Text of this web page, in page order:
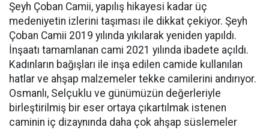
Şeyh Çoban Camii, yapılış hikayesi kadar üç
medeniyetin izlerini taşıması ile dikkat çekiyor. Şeyh
Çoban Camii 2019 yılında yıkılarak yeniden yapıldı.
İnşaatı tamamlanan cami 2021 yılında ibadete açıldı.
Kadınların bağışları ile inşa edilen camide kullanılan
hatlar ve ahşap malzemeler tekke camilerini andırıyor.
Osmanlı, Selçuklu ve günümüzün değerleriyle
birleştirilmiş bir eser ortaya çıkartılmak istenen
caminin iç dizaynında daha çok ahşap süslemeler